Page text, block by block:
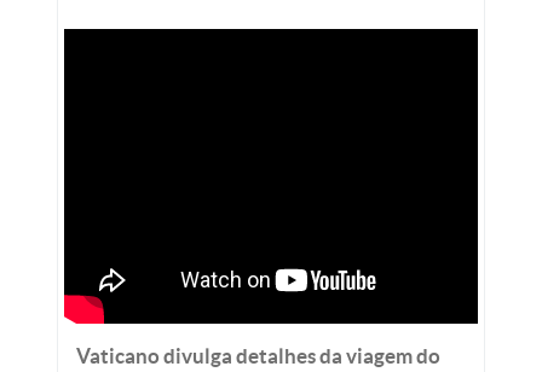
Vaticano divulga detalhes da viagem do